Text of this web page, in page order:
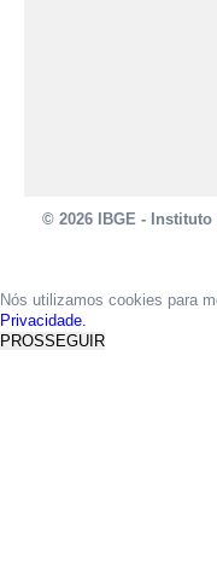
© 2026 IBGE -
Nós utilizamos cookies para
Privacidade.
PROSSEGUIR